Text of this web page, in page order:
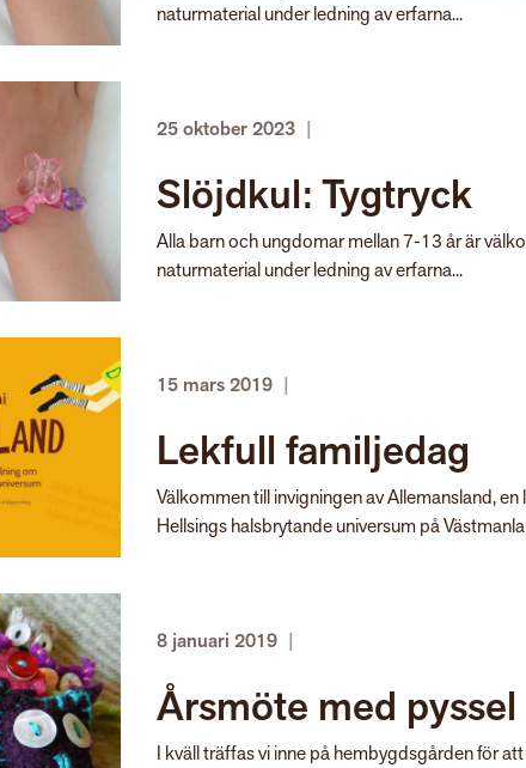
naturmaterial under ledning av erfarna...
25 oktober 2023 |
Slöjdkul: Tygtryck
Alla barn och ungdomar mellan 7-13 år är
naturmaterial under ledning av erfarna...
15 mars 2019 |
Lekfull familjedag
Välkommen till invigningen av Allemansland,
Hellsings halsbrytande universum på
8 januari 2019 |
Årsmöte med pyssel
I kväll träffas vi inne på hembygdsgården för